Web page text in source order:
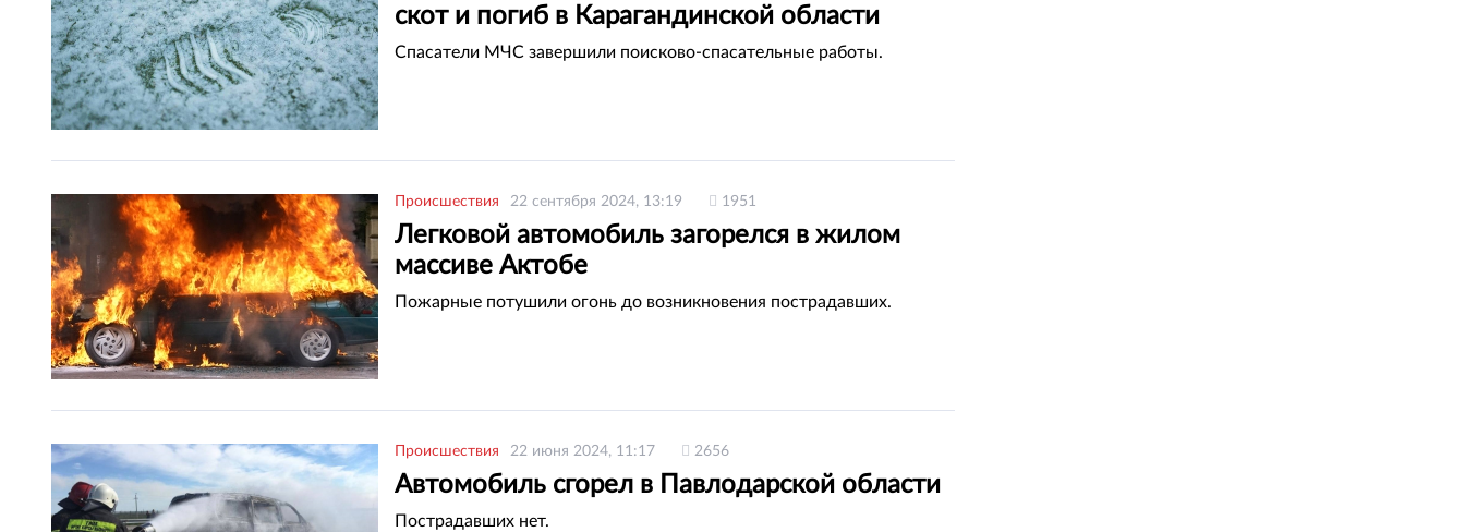
скот и погиб в Карагандинской области
Спасатели МЧС завершили поисково-спасательные работы.
Происшествия 22 сентября 2024, 13:19 1951
Легковой автомобиль загорелся в жилом
массиве Актобе
Пожарные потушили огонь до возникновения пострадавших.
Происшествия 22 июня 2024, 11:17 2656
Автомобиль сгорел в Павлодарской области
Пострадавших нет.